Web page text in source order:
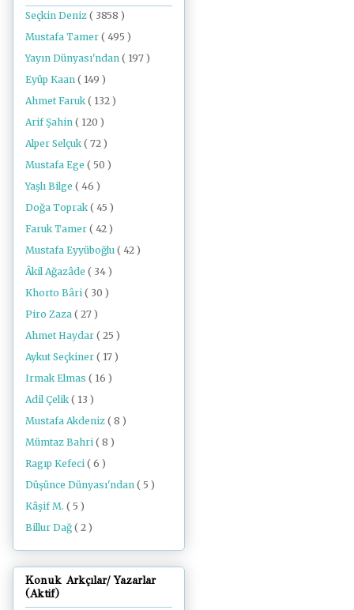
Seçkin Deniz ( 3858 )
Mustafa Tamer ( 495 )
Yayın Dünyası'ndan ( 197 )
Eyüp Kaan ( 149 )
Ahmet Faruk ( 132 )
Arif Şahin ( 120 )
Alper Selçuk ( 72 )
Mustafa Ege ( 50 )
Yaşlı Bilge ( 46 )
Doğa Toprak ( 45 )
Faruk Tamer ( 42 )
Mustafa Eyyüboğlu ( 42 )
Âkil Ağazâde ( 34 )
Khorto Bâri ( 30 )
Piro Zaza ( 27 )
Ahmet Haydar ( 25 )
Aykut Seçkiner ( 17 )
Irmak Elmas ( 16 )
Adil Çelik ( 13 )
Mustafa Akdeniz ( 8 )
Mümtaz Bahri ( 8 )
Ragıp Kefeci ( 6 )
Düşünce Dünyası'ndan ( 5 )
Kâşif M. ( 5 )
Billur Dağ ( 2 )
Konuk Arkçılar/ Yazarlar
(Aktif)